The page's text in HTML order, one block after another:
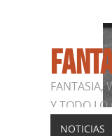
FANTASIA,
Y TODO LO
NOTICIAS